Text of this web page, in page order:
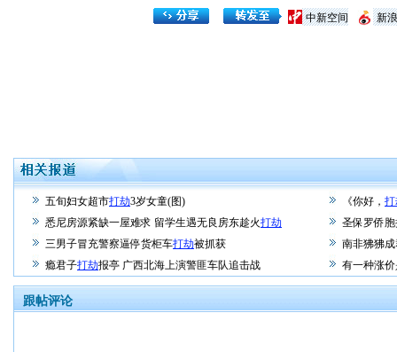
新
中新空间
五旬妇女超市打劫3岁女童(图) 《你好，
悉尼房源紧缺一屋难求 留学生遇无良房东趁火打劫
圣保罗侨
三男子冒充警察逼停货柜车打劫被抓获
南非狒狒成
瘾君子打劫报亭 广西北海上演警匪车队追击战 有一种涨价
跟帖评论